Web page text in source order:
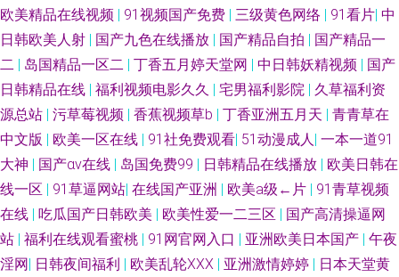
婷她六月天最新 91磁力 91免费看羞羞网站 成人综合婷婷国产精品 加勒比夜
夜干 欧美内射中出 瑟瑟com 91国内产香蕉 91岁成人观看的人性网站 成人斗
音视频 黄色网战 青草原大香蕉 手机福利导航日韩二区 影音先锋资源av不撸
91福利无码专区中 99久久最新视频网站 国产黄a三级大片 久草青草 青青草
超碰人妻97 亚洲国产91线视频 91次元网 91视频在线观看高清 99热人与兽
国产淫妇精品WWw 男女黄色片 日韩无砖码毛片 性爱动图 91c网站 91在国线
欧美精品在线视频 | 91视频国产免费 | 三级黄色网络 | 91看片| 中
日韩欧美人射 | 国产九色在线播放 | 国产精品自拍 | 国产精品一
二 | 岛国精品一区二 | 丁香五月婷天堂网 | 中日韩妖精视频 | 国产
日韩精品在线 | 福利视频电影久久 | 宅男福利影院 | 久草福利资
源总站 | 污草莓视频 | 香蕉视频草b | 丁香亚洲五月天 | 青青草在
中文版 | 欧美一区在线 | 91社免费观看| 51动漫成人| 一本一道91
大神 | 国产αv在线 | 岛国免费99 | 日韩精品在线播放 | 欧美日韩在
线一区 | 91草逼网站| 在线国产亚洲 | 欧美a级←片 | 91青草视频
在线 | 吃瓜国产日韩欧美 | 欧美性爱一二三区 | 国产高清操逼网
站 | 福利在线观看蜜桃 | 91网官网入口 | 亚洲欧美日本国产 | 午夜
淫网| 日韩夜间福利 | 欧美乱轮XXX | 亚洲激情婷婷 | 日本天堂黄